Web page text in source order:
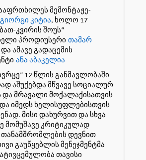
მემონტაჟე-
გიორგი კიტია, ხოლო 17
კვირის შოუს“
პროდიუსერი თამარ
და ამავე გადაცემის
ანა აბაკელია
12 წლის განმავლობაში
აშუქებდა მწვავე სოციალურ
მრავალი მოქალაქისათვის
იმედს ხელისუფლებისთვის
მისი დახურვით და სხვა
მომუშავე კრიტიკულად
დევნით
გაუწყებლის მენეჯმენტმა
თავისი